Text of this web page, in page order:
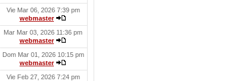
Vie Mar 06, 2026 7:39 pm
webmaster
Mar Mar 03, 2026 11:36 pm
webmaster
Dom Mar 01, 2026 10:15 pm
webmaster
Vie Feb 27, 2026 7:24 pm